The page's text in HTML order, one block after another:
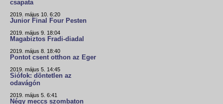
csapata
2019. május 10. 6:20
Junior Final Four Pesten
2019. május 9. 18:04
Magabiztos Fradi-diadal
2019. május 8. 18:40
Pontot csent otthon az Eger
2019. május 5. 14:45
Siófok: döntetlen az
odavágón
2019. május 5. 6:41
Négy meccs szombaton